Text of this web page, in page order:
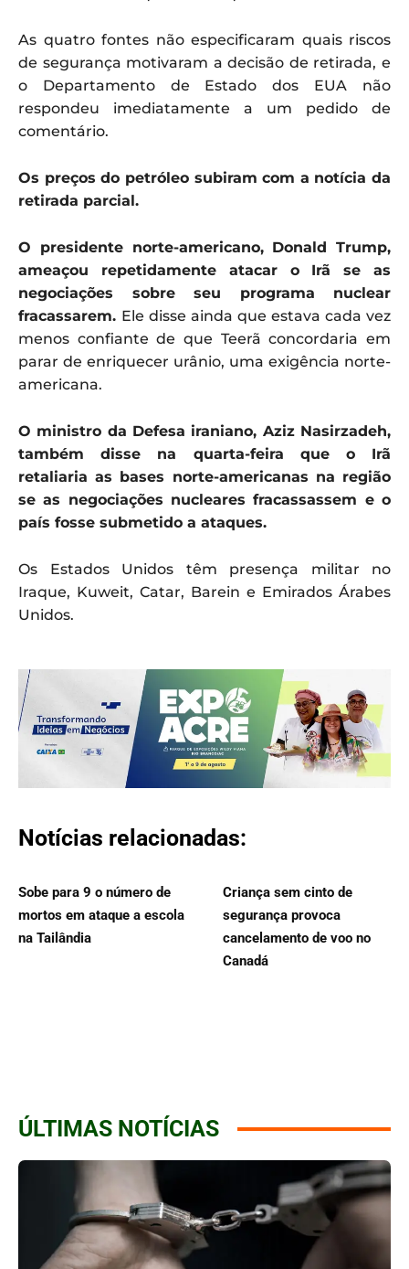
As quatro fontes não especificaram quais riscos
de segurança motivaram a decisão de retirada, e
o Departamento de Estado dos EUA não
respondeu imediatamente a um pedido de
comentário.
Os preços do petróleo subiram com a notícia da
retirada parcial.
O presidente norte-americano, Donald Trump,
ameaçou repetidamente atacar o Irã se as
negociações sobre seu programa nuclear
fracassarem. Ele disse ainda que estava cada vez
menos confiante de que Teerã concordaria em
parar de enriquecer urânio, uma exigência norte-
americana.
O ministro da Defesa iraniano, Aziz Nasirzadeh,
também disse na quarta-feira que o Irã
retaliaria as bases norte-americanas na região
se as negociações nucleares fracassassem e o
país fosse submetido a ataques.
Os Estados Unidos têm presença militar no
Iraque, Kuweit, Catar, Barein e Emirados Árabes
Unidos.
Notícias relacionadas:
Sobe para 9 o número de
mortos em ataque a escola
na Tailândia
Criança sem cinto de
segurança provoca
cancelamento de voo no
Canadá
ÚLTIMAS NOTÍCIAS